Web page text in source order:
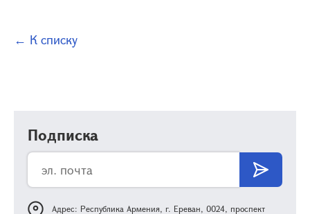
← К списку
Подписка
Адрес: Республика Армения, г. Ереван, 0024, проспект